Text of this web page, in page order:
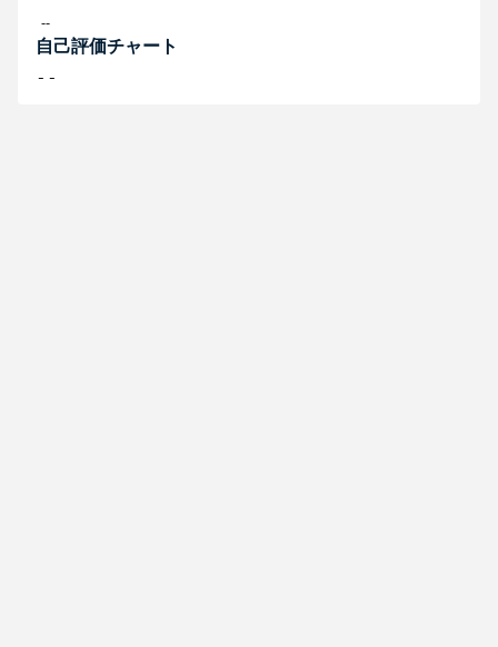
--
自己評価チャート
--